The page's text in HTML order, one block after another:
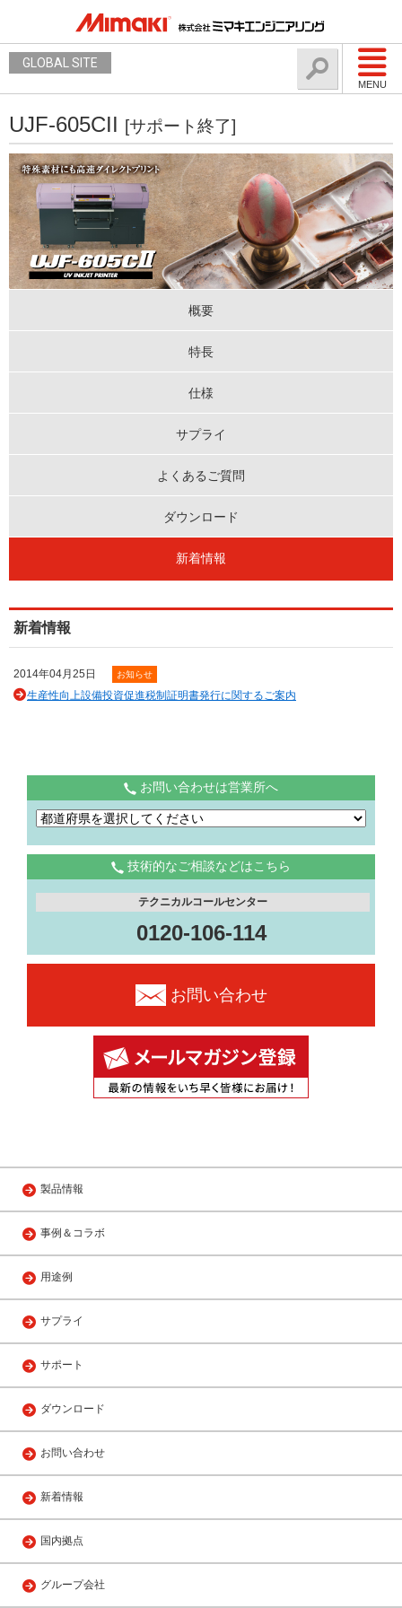
MENU
GLOBAL SITE
UJF-605CII [サポート終了]
概要
特長
仕様
サプライ
よくあるご質問
ダウンロード
新着情報
新着情報
2014年04月25日 お知らせ
生産性向上設備投資促進税制証明書発行に関するご案内
お問い合わせは営業所へ
技術的なご相談などはこちら
テクニカルコールセンター
0120-106-114
お問い合わせ
製品情報
事例＆コラボ
用途例
サプライ
サポート
ダウンロード
お問い合わせ
新着情報
国内拠点
グループ会社